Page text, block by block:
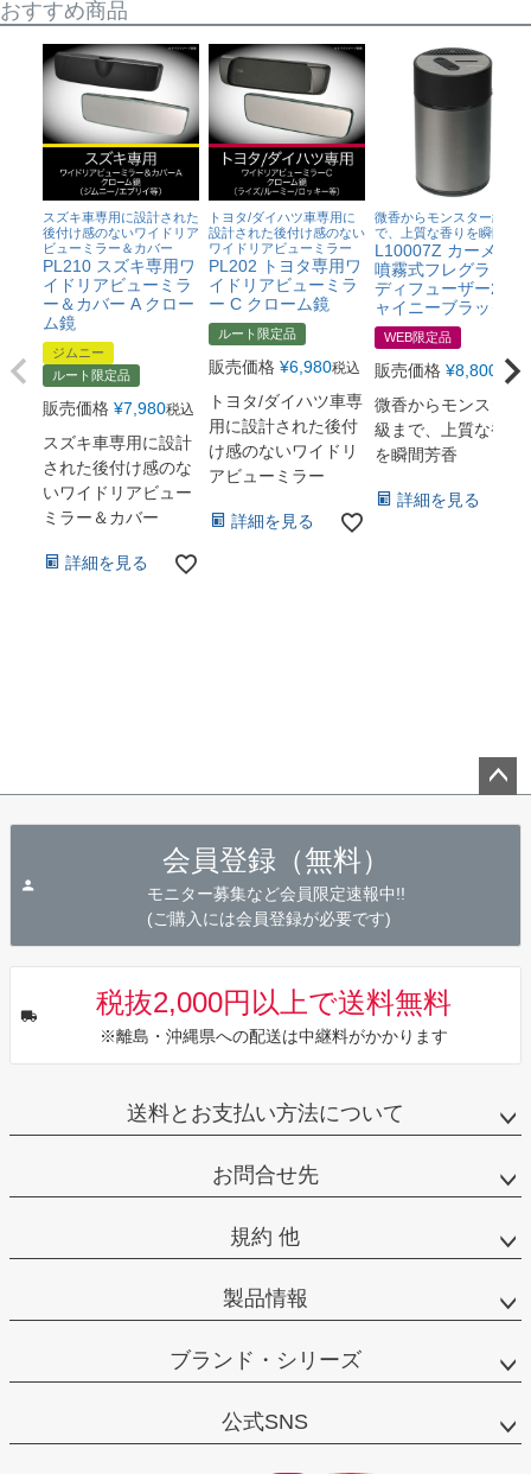
おすすめ商品
スズキ車専用に設計された
後付け感のないワイドリア
ビューミラー＆カバー
PL210 スズキ専用ワ
イドリアビューミラ
ー＆カバー A クロー
ム鏡
ジムニー
ルート限定品
販売価格 ¥7,980税込
スズキ車専用に設計
された後付け感のな
いワイドリアビュー
ミラー＆カバー
詳細を見る
トヨタ/ダイハツ車専用に
設計された後付け感のない
ワイドリアビューミラー
PL202 トヨタ専用ワ
イドリアビューミラ
ー C クローム鏡
ルート限定品
販売価格 ¥6,980税込
トヨタ/ダイハツ車専
用に設計された後付
け感のないワイドリ
アビューミラー
詳細を見る
微香からモンスター級ま
で、上質な香りを瞬間芳香
L10007Z カーメイト
噴霧式フレグランス
ディフューザー2 シ
ャイニーブラック
WEB限定品
販売価格 ¥8,800 税込
微香からモンスター
級まで、上質な香り
を瞬間芳香
詳細を見る
会員登録（無料）
モニター募集など会員限定速報中!!
(ご購入には会員登録が必要です)
税抜2,000円以上で送料無料
※離島・沖縄県への配送は中継料がかかります
送料とお支払い方法について
お問合せ先
規約 他
製品情報
ブランド・シリーズ
公式SNS